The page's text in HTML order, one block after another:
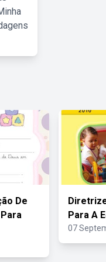
De
Para A
07